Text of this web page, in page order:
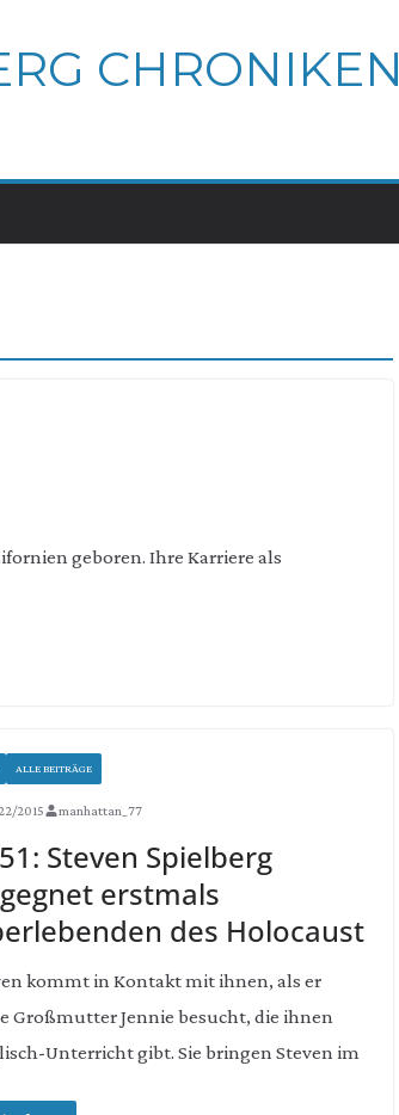
CHRONIKEN
geboren. Ihre Karriere als
ALLE BEITRÄGE
2015 manhattan_77
Steven Spielberg
erstmals
des Holocaust
kommt in Kontakt mit ihnen, als er
Großmutter Jennie besucht, die ihnen
Unterricht gibt. Sie bringen Steven im